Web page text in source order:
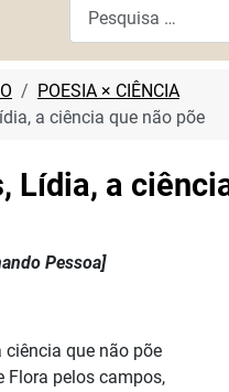
POESIA × CIÊNCIA
a ciência que não põe
Lídia, a
Pessoa]
ciência que não põe
Flora pelos campos,